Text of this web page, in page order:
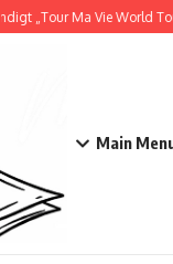
„Tour Ma Vie World
Main